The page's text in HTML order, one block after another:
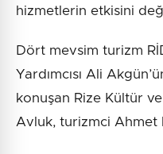
hizmetlerin etkisini
Dört mevsim turizm
Yardımcısı Ali
konuşan Rize Kültür
Avluk, turizmci Ahmet